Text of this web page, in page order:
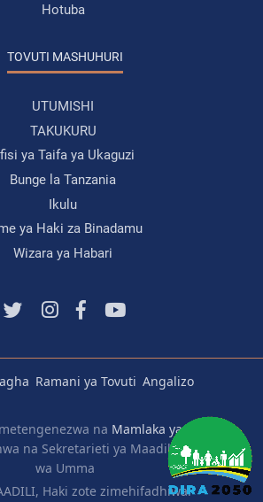
Hotuba
TOVUTI MASHUHURI
UTUMISHI
TAKUKURU
ya Taifa ya Ukaguzi
Bunge la Tanzania
Ikulu
ya Haki za Binadamu
Wizara ya Habari
Ramani ya Tovuti Angalizo
na Mamlaka ya Serikali
na Sekretarieti ya Maadili ya Viongozi
wa Umma
Haki zote zimehifadhiwa.